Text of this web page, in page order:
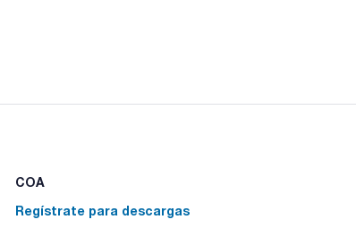
COA
Regístrate para descargas